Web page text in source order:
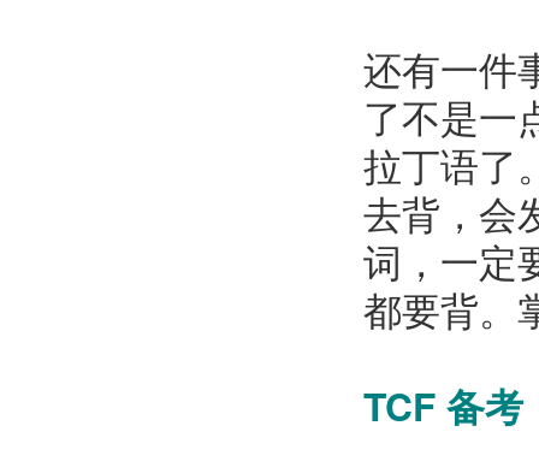
还有一件
了不是一
拉丁语了
去背，会
词，一定
都要背。
TCF 备考